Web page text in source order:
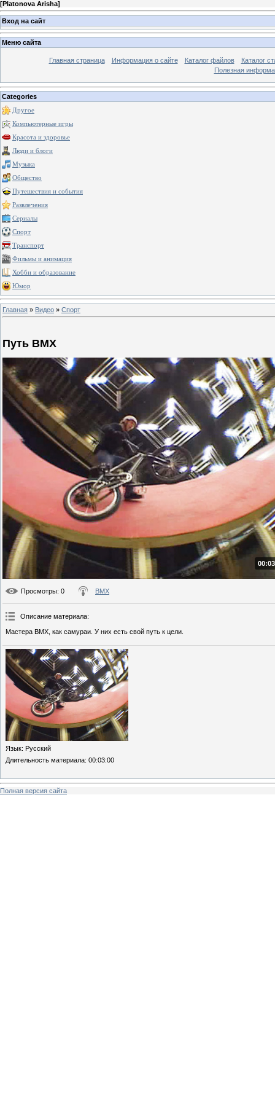
[Platonova Arisha]
Вход на сайт
Меню сайта
Главная страница Информация о сайте Каталог файлов
Каталог
Полезная
Categories
Другое
Компьютерные игры
Красота и здоровье
Люди и блоги
Музыка
Общество
Путешествия и события
Развлечения
Сериалы
Спорт
Транспорт
Фильмы и анимация
Хобби и образование
Юмор
Главная » Видео » Спорт
Путь BMX
Просмотры: 0 BMX
Описание материала:
Мастера BMX, как самураи. У них есть свой путь к цели.
Язык: Русский
Длительность материала: 00:03:00
Полная версия сайта